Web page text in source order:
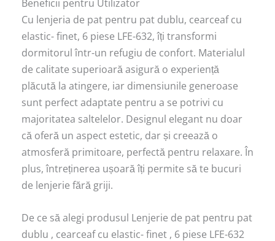
Beneficii pentru Utilizator
Cu lenjeria de pat pentru pat dublu, cearceaf cu
elastic- finet, 6 piese LFE-632, îți transformi
dormitorul într-un refugiu de confort. Materialul
de calitate superioară asigură o experiență
plăcută la atingere, iar dimensiunile generoase
sunt perfect adaptate pentru a se potrivi cu
majoritatea saltelelor. Designul elegant nu doar
că oferă un aspect estetic, dar și creează o
atmosferă primitoare, perfectă pentru relaxare. În
plus, întreținerea ușoară îți permite să te bucuri
de lenjerie fără griji.
De ce să alegi produsul Lenjerie de pat pentru pat
dublu , cearceaf cu elastic- finet , 6 piese LFE-632